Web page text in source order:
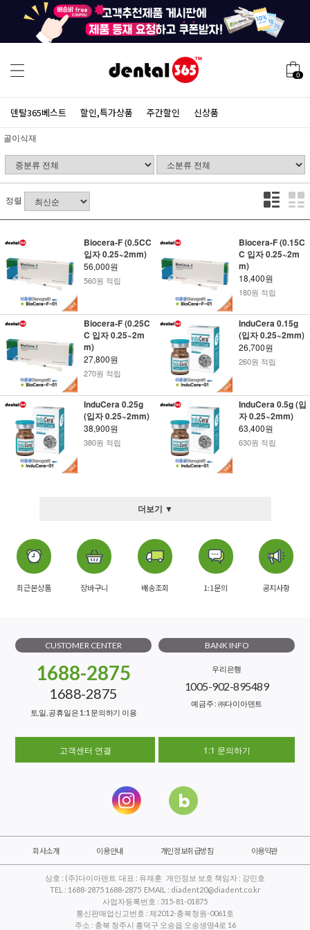
0
덴탈365베스트 할인,특가상품 주간할인 신상품
골이식재
정렬
Biocera-F (0.5CC
입자 0.25~2mm)
56,000원
560원 적립
Biocera-F (0.15C
C 입자 0.25~2m
m)
18,400원
180원 적립
Biocera-F (0.25C
C 입자 0.25~2m
m)
27,800원
270원 적립
InduCera 0.15g
(입자 0.25~2mm)
26,700원
260원 적립
InduCera 0.25g
(입자 0.25~2mm)
38,900원
380원 적립
InduCera 0.5g (입
자 0.25~2mm)
63,400원
630원 적립
더보기 ▼
최근본상품 장바구니 배송조회 1:1문의 공지사항
CUSTOMER CENTER
1688-2875
1688-2875
토,일, 공휴일은 1:1 문의하기 이용
BANK INFO
우리은행
1005-902-895489
예금주 : ㈜다이아덴트
고객센터 연결 1:1 문의하기
회사소개 이용안내 개인정보취급방침 이용약관
상호 : (주)다이아덴트 대표 : 유재훈 개인정보 보호 책임자 : 강민호
TEL : 1688-2875 1688-2875 EMAIL : diadent20@diadent.co.kr
사업자등록번호 : 315-81-01875
통신판매업신고번호 : 제2012-충북청원-0061호
주소 : 충북 청주시 흥덕구 오송읍 오송생명4로 16